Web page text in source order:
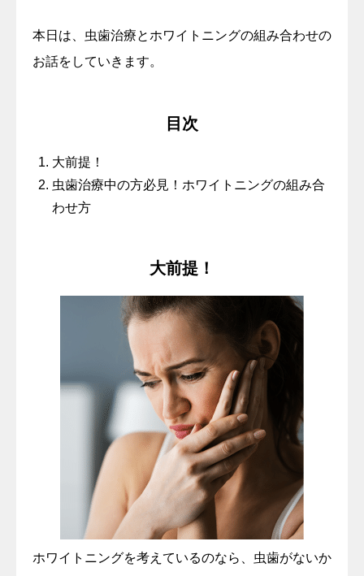
本日は、虫歯治療とホワイトニングの組み合わせの
お話をしていきます。
目次
大前提！
虫歯治療中の方必見！ホワイトニングの組み合
わせ方
大前提！
ホワイトニングを考えているのなら、虫歯がないか